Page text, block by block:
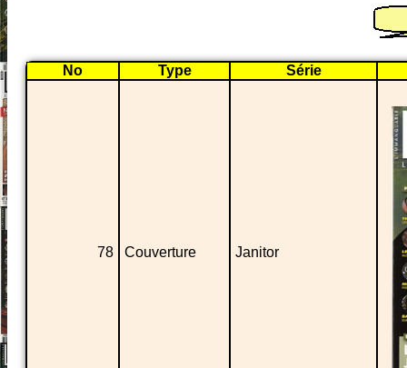
No Type Série
78 Couverture Janitor